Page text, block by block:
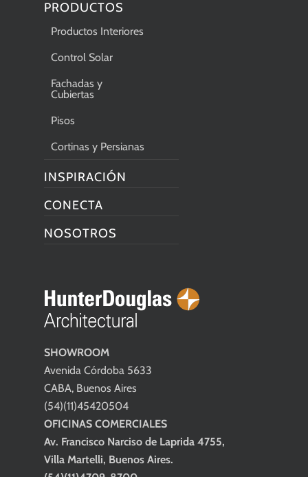
SHOWROOM
Avenida Córdoba 5633
CABA, Buenos Aires
(54)(11)45420504
OFICINAS COMERCIALES
Av. Francisco Narciso de Laprida 4755,
Villa Martelli, Buenos Aires.
PRODUCTOS
Productos Interiores
Control Solar
Fachadas y
Cubiertas
Pisos
Cortinas y Persianas
INSPIRACIÓN
CONECTA
NOSOTROS